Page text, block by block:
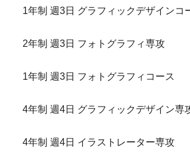
1年制 週3日 グラフィックデザインコ
2年制 週3日 フォトグラフィ専攻
1年制 週3日 フォトグラフィコース
4年制 週4日 グラフィックデザイン専
4年制 週4日 イラストレーター専攻